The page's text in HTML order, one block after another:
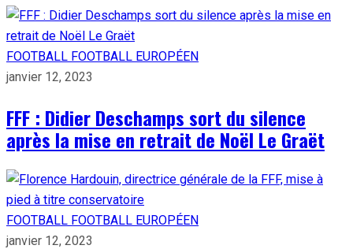
FOOTBALL FOOTBALL EUROPÉEN
janvier 12, 2023
FFF : Didier Deschamps sort du silence
après la mise en retrait de Noël Le Graët
FOOTBALL FOOTBALL EUROPÉEN
janvier 12, 2023